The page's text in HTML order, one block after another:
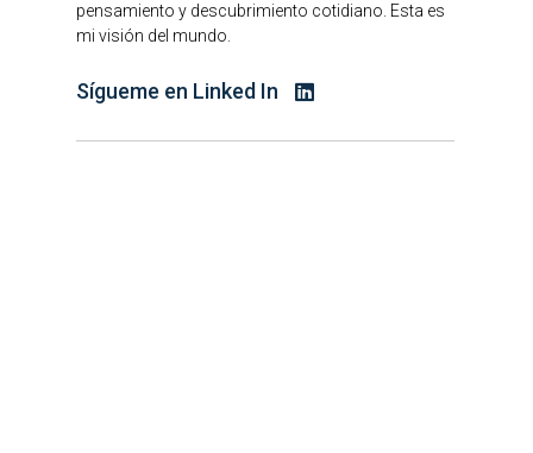
pensamiento y descubrimiento cotidiano. Esta es
mi visión del mundo.
Sígueme en Linked In